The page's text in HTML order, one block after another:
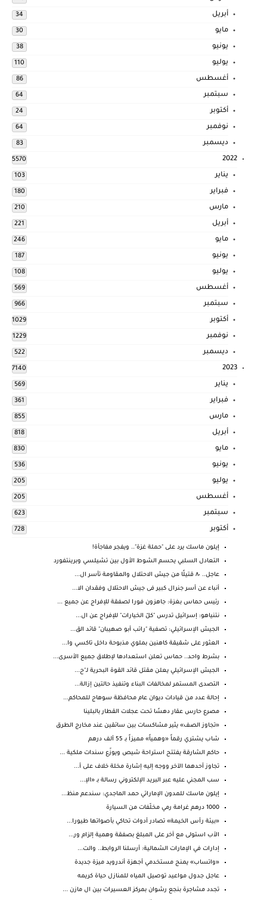
أبريل 34
مايو 30
يونيو 38
يوليو 110
أغسطس 86
سبتمبر 64
أكتوبر 24
نوفمبر 64
ديسمبر 83
2022
5570
يناير 103
فبراير 180
مارس 210
أبريل 221
مايو 246
يونيو 187
يوليو 108
أغسطس 569
سبتمبر 966
أكتوبر 1029
نوفمبر 1229
ديسمبر 522
2023
7140
يناير 569
فبراير 361
مارس 855
أبريل 818
مايو 830
يونيو 536
يوليو 205
أغسطس 205
سبتمبر 623
أكتوبر 728
إيلون ماسك يرد على "حملة غزة".. ويفجر مفاجأة!
التعادل السلبي يحسم الشوط الأول بين تشيلسي وبرينتفورد
عاجل.. ٨٠ قتيلًا من جيش الاحتلال والمقاومة تأسر ال...
أنباء عن أسر جنرال كبير فى جيش الاحتلال وفقدان الا...
رئيس حماس بغزة: جاهزون فورا لصفقة للإفراج عن جميع ...
نتنياهو: إسرائيل تدرس "كلّ الخيارات" للإفراج عن ال...
الجيش الإسرائيلي: تصفية "راتب أبو صهيبان" قائد الق...
العثور على شقيقة كاهنين بملوي مذبوحة داخل تاكسي وا...
بشرط واحد.. حماس تعلن استعدادها لإطلاق جميع الأسرى...
الجيش الإسرائيلي يعلن مقتل قائد القوة البحرية لـ"ح...
التصدى المستمر لمخالفات البناء وتنفيذ حالتين إزالة...
إحالة عدد من قيادات ديوان عام محافظة سوهاج للمحاكم...
مصرع حارس عقار دهسًا تحت عجلات القطار بالبلينا
«تجاوز الصف» يثير مشاكسات بين سائقين عند مخارج الطرق
شاب يشتري رقماً «وهمياً» مميزاً بـ 55 ألف درهم
حاكم الشارقة يفتتح استراحة شيص ويوزّع سندات ملكية ...
تجاوز أحدهما الآخر ووجه إليه إشارة مخلة خلاف على أ...
سب المجني عليه عبر البريد الإلكتروني رسالة بـ «الإ...
إيلون ماسك للمدون الإماراتي حمد الماجدي: سندعم منظ...
1000 درهم غرامة رمي مخلّفات من السيارة
«بيئة رأس الخيمة» تصادر أدوات تحاكي بأصواتها طيورا...
الأب استولى مع آخر على المبلغ بصفقة وهمية إلزام ور...
إدارات في الإمارات الشمالية: أرسلنا الروابط.. والت...
«واتساب» يمنح مستخدمي أجهزة أندرويد ميزة جديدة
عاجل جدول مواعيد توصيل المياه للمنازل حياة كريمه
تجدد مشاجرة بنجع رشوان بمركز العسيرات بين ال مازن ...